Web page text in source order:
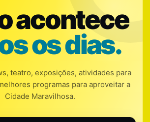
acontece
os dias.
teatro, exposições, atividades para
programas para aproveitar a
Cidade Maravilhosa.